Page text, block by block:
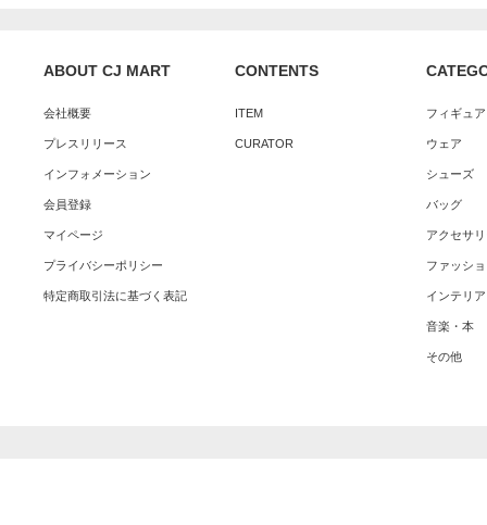
ABOUT CJ MART
会社概要
プレスリリース
インフォメーション
会員登録
マイページ
プライバシーポリシー
特定商取引法に基づく表記
CONTENTS
ITEM
CURATOR
フィギュ
ウェア
シューズ
バッグ
アクセサ
ファッシ
インテリア
音楽・本
その他